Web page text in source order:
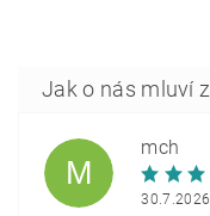
M
mch
30.7.2026